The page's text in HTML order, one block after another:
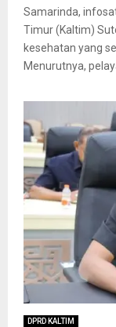
Samarinda,
Timur (Kaltim)
kesehatan yang
Menurutnya,
DPRD KALTIM